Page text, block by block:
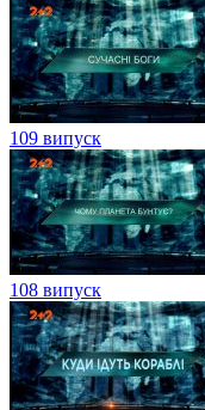
109 випуск
108 випуск